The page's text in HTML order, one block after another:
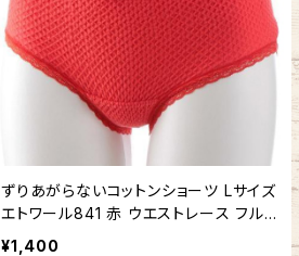
ずりあがらないコットンショーツ Lサイズ
エトワール841 赤 ウエストレース フル
バック 赤パン 鹿の子編み 赤い下着
¥1,400